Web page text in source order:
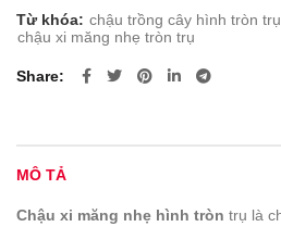
Từ khóa: chậu trồng cây hình tròn trụ
chậu xi măng nhẹ tròn trụ
Share
MÔ TẢ
Chậu xi măng nhẹ hình tròn trụ là